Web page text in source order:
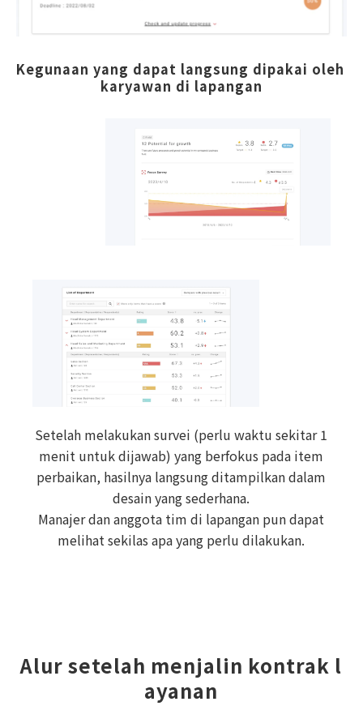
Kegunaan yang dapat langsung dipakai oleh
karyawan di lapangan
Setelah melakukan survei (perlu waktu sekitar 1
menit untuk dijawab) yang berfokus pada item
perbaikan, hasilnya langsung ditampilkan dalam
desain yang sederhana.
Manajer dan anggota tim di lapangan pun dapat
melihat sekilas apa yang perlu dilakukan.
Alur setelah menjalin kontrak l
ayanan